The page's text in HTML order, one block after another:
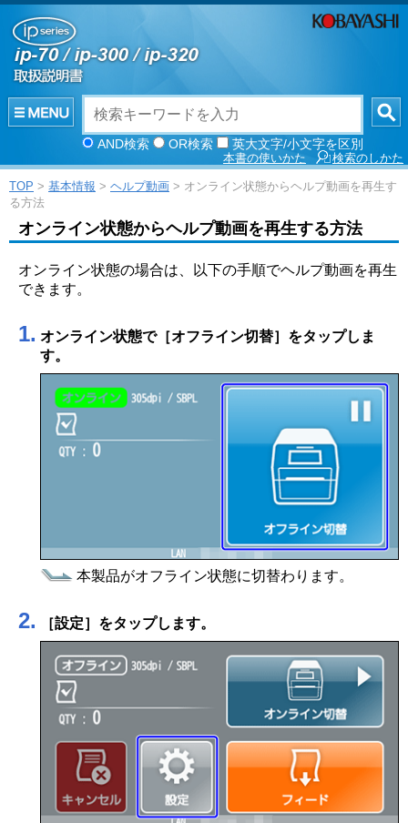
AND検索 OR検索 英大文字/小文字を区別
検索のしかた
本書の使いかた
TOP > 基本情報 > ヘルプ動画 > オンライン状態からヘルプ動画を再生す
る方法
オンライン状態からヘルプ動画を再生する方法
オンライン状態の場合は、以下の手順でヘルプ動画を再生
できます。
1. オンライン状態で［オフライン切替］ をタップしま
す。
本製品がオフライン状態に切替わります。
2. ［設定］ をタップします。